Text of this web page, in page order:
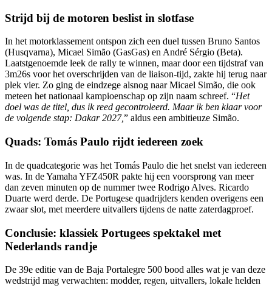
Strijd bij de motoren beslist in slotfase
In het motorklassement ontspon zich een duel tussen Bruno Santos
(Husqvarna), Micael Simão (GasGas) en André Sérgio (Beta).
Laatstgenoemde leek de rally te winnen, maar door een tijdstraf van
3m26s voor het overschrijden van de liaison-tijd, zakte hij terug naar
plek vier. Zo ging de eindzege alsnog naar Micael Simão, die ook
meteen het nationaal kampioenschap op zijn naam schreef. “Het
doel was de titel, dus ik reed gecontroleerd. Maar ik ben klaar voor
de volgende stap: Dakar 2027,” aldus een ambitieuze Simão.
Quads: Tomás Paulo rijdt iedereen zoek
In de quadcategorie was het Tomás Paulo die het snelst van iedereen
was. In de Yamaha YFZ450R pakte hij een voorsprong van meer
dan zeven minuten op de nummer twee Rodrigo Alves. Ricardo
Duarte werd derde. De Portugese quadrijders kenden overigens een
zwaar slot, met meerdere uitvallers tijdens de natte zaterdagproef.
Conclusie: klassiek Portugees spektakel met
Nederlands randje
De 39e editie van de Baja Portalegre 500 bood alles wat je van deze
wedstrijd mag verwachten: modder, regen, uitvallers, lokale helden